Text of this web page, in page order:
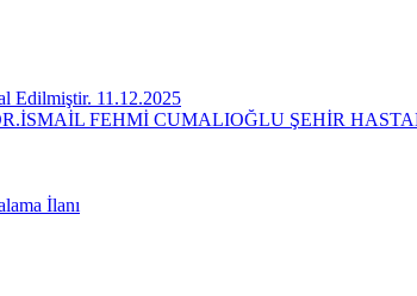
Edilmiştir. 11.12.2025
FEHMİ CUMALIOĞLU ŞEHİR
İlanı